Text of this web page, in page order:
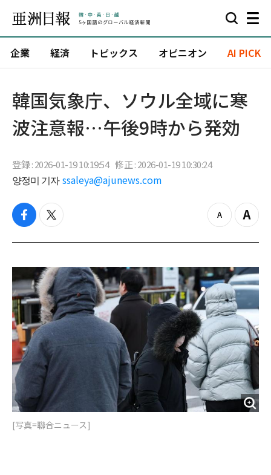
企業 経済 トピックス オピニオン AI PICK
韓国気象庁、ソウル全域に寒
波注意報…午後9時から発効
登録 : 2026-01-19 10:19:54 修正 : 2026-01-19 10:30:24
양정미 기자 ssaleya@ajunews.com
f
c
b
o
o
k
t
i
t
e
r
z
o
o
u
Z
o
i
n
[写真=聯合ニュース]